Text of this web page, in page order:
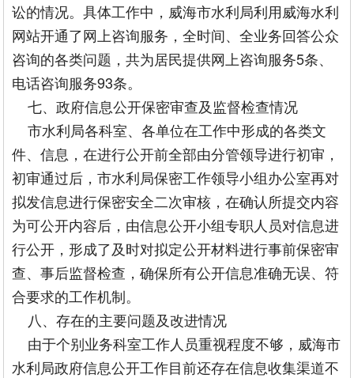
讼的情况。具体工作中，威海市水利局利用威海水利
网站开通了网上咨询服务，全时间、全业务回答公众
咨询的各类问题，共为居民提供网上咨询服务5条、
电话咨询服务93条。
七、政府信息公开保密审查及监督检查情况
市水利局各科室、各单位在工作中形成的各类文
件、信息，在进行公开前全部由分管领导进行初审，
初审通过后，市水利局保密工作领导小组办公室再对
拟发信息进行保密安全二次审核，在确认所提交内容
为可公开内容后，由信息公开小组专职人员对信息进
行公开，形成了及时对拟定公开材料进行事前保密审
查、事后监督检查，确保所有公开信息准确无误、符
合要求的工作机制。
八、存在的主要问题及改进情况
由于个别业务科室工作人员重视程度不够，威海市
水利局政府信息公开工作目前还存在信息收集渠道不